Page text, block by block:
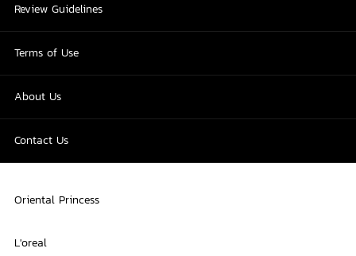
Review Guidelines
Terms of Use
About Us
Contact Us
Oriental Princess
L'oreal